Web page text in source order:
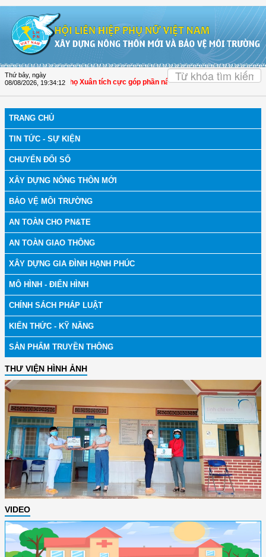
Thứ bảy, ngày
08/08/2026 19:34:12
Hội LHPN Thọ Xuân tích cực góp phần nâng cao tỷ lệ người dân tham gia
TRANG CHỦ
TIN TỨC - SỰ KIỆN
CHUYỂN ĐỔI SỐ
XÂY DỰNG NÔNG THÔN MỚI
BẢO VỆ MÔI TRƯỜNG
AN TOÀN CHO PN&TE
AN TOÀN GIAO THÔNG
XÂY DỰNG GIA ĐÌNH HẠNH PHÚC
MÔ HÌNH - ĐIỂN HÌNH
CHÍNH SÁCH PHÁP LUẬT
KIẾN THỨC - KỸ NĂNG
SẢN PHẨM TRUYỀN THÔNG
THƯ VIỆN HÌNH ẢNH
VIDEO
OK